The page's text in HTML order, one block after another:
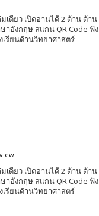
เดียว เปิดอ่านได้ 2 ด้าน ด้าน
อังกฤษ สแกน QR Code ฟัง
เรียนด้านวิทยาศาสตร์
เดียว เปิดอ่านได้ 2 ด้าน ด้าน
อังกฤษ สแกน QR Code ฟัง
เรียนด้านวิทยาศาสตร์